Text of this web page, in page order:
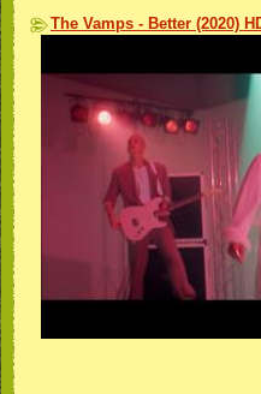
The Vamps - Better (2020)